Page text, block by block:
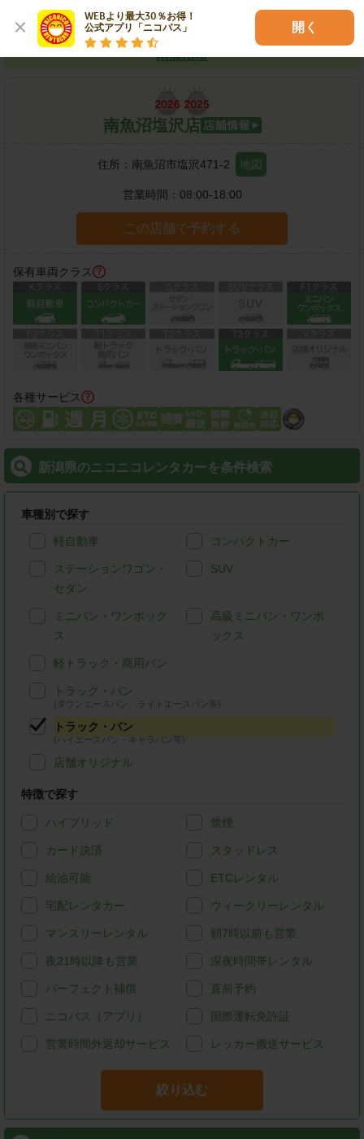
WEBより最大30％お得！
公式アプリ「ニコパス」
開く
南魚沼市
南魚沼塩沢店
住所： 南魚沼市塩沢471-2 地図
営業時間： 08:00-18:00
この店舗で予約する
保有車両クラス
各種サービス
新潟県のニコニコレンタカーを条件検索
車種別で探す
軽自動車 コンパクトカー
ステーションワゴン・
セダン
SUV
ミニバン・ワンボック
ス
高級ミニバン・ワンボ
ックス
軽トラック・商用バン
トラック・バン
(タウンエースバン、ライトエースバン等)
トラック・バン
(ハイエースバン・キャラバン等)
店舗オリジナル
特徴で探す
ハイブリッド 禁煙
カード決済 スタッドレス
給油可能 ETCレンタル
宅配レンタカー ウィークリーレンタル
マンスリーレンタル 朝7時以前も営業
夜21時以降も営業 深夜時間帯レンタル
パーフェクト補償 直前予約
ニコパス（アプリ） 国際運転免許証
営業時間外返却サービス レッカー搬送サービス
絞り込む